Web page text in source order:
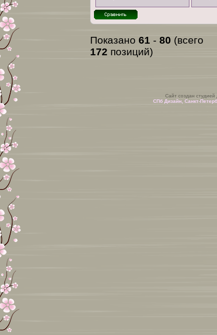
Показано61 -80 (всего
172 позиций)
Сайт создан
СПб Дизайн, Санкт-